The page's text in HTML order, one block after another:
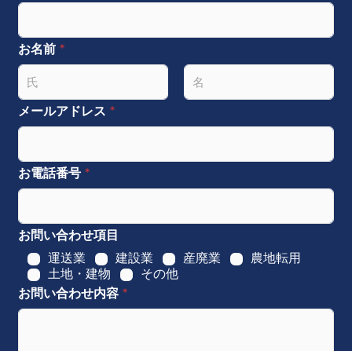
お名前*
名
メールアドレス*
お電話番号*
お問い合わせ項目
運送業
建設業 産廃業
農地転用
土地・建物
その他
お問い合わせ内容*